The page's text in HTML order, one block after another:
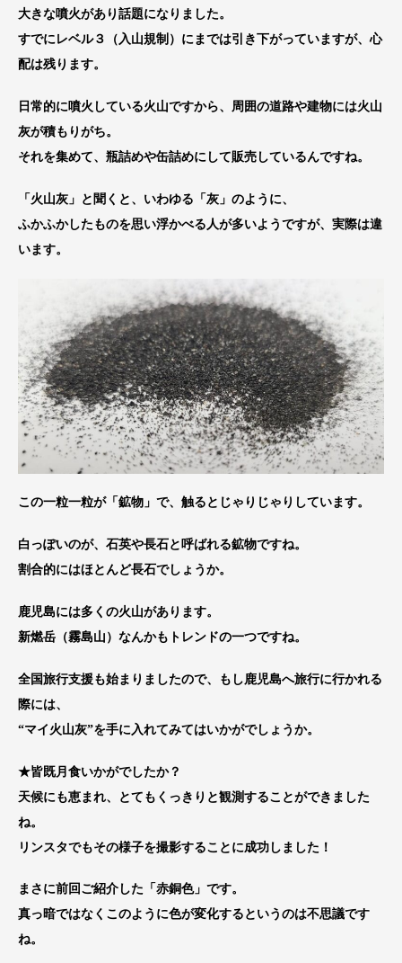
大きな噴火があり話題になりました。
すでにレベル３（入山規制）にまでは引き下がっていますが、心
配は残ります。
日常的に噴火している火山ですから、周囲の道路や建物には火山
灰が積もりがち。
それを集めて、瓶詰めや缶詰めにして販売しているんですね。
「火山灰」と聞くと、いわゆる「灰」のように、
ふかふかしたものを思い浮かべる人が多いようですが、実際は違
います。
この一粒一粒が「鉱物」で、触るとじゃりじゃりしています。
白っぽいのが、石英や長石と呼ばれる鉱物ですね。
割合的にはほとんど長石でしょうか。
鹿児島には多くの火山があります。
新燃岳（霧島山）なんかもトレンドの一つですね。
全国旅行支援も始まりましたので、もし鹿児島へ旅行に行かれる
際には、
“マイ火山灰”を手に入れてみてはいかがでしょうか。
★皆既月食いかがでしたか？
天候にも恵まれ、とてもくっきりと観測することができました
ね。
リンスタでもその様子を撮影することに成功しました！
まさに前回ご紹介した「赤銅色」です。
真っ暗ではなくこのように色が変化するというのは不思議です
ね。